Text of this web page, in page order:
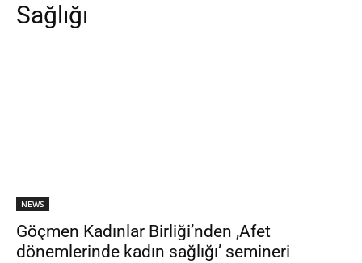
Sağlığı
NEWS
Göçmen Kadınlar Birliği’nden ‚Afet
dönemlerinde kadın sağlığı’ semineri